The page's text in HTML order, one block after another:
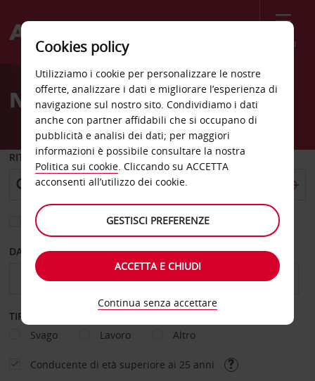
Menù
Welcome
AvisNoleggio auto Sanremo
RITIRO DA
Scegli una località di riconsegna diversa
DAL GIORNO AL GIORNO
TIPOLOGIA DI NOLEGGIO
Svago
Lavoro Altro
Conducente di età superiore ai 25 anni
Cookies policy
Utilizziamo i cookie per personalizzare le nostre
offerte, analizzare i dati e migliorare l’esperienza di
navigazione sul nostro sito. Condividiamo i dati
anche con partner affidabili che si occupano di
pubblicità e analisi dei dati; per maggiori
informazioni è possibile consultare la nostra
Politica sui cookie. Cliccando su ACCETTA
acconsenti all’utilizzo dei cookie.
GESTISCI PREFERENZE
ACCETTA E CHIUDI
Continua senza accettare